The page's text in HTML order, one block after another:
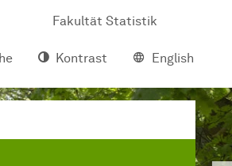
Fakultät Statistik
Kontrast English